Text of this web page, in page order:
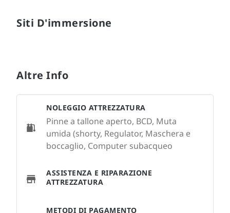
Siti D'immersione
Altre Info
NOLEGGIO ATTREZZATURA
Pinne a tallone aperto, BCD, Muta
umida (shorty, Regulator, Maschera e
boccaglio, Computer subacqueo
ASSISTENZA E RIPARAZIONE
ATTREZZATURA
METODI DI PAGAMENTO